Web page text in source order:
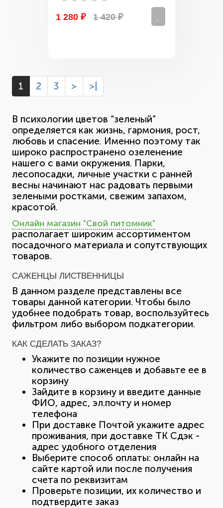
1 280 ₽ 1 420 ₽
1 2 3 > >|
В психологии цветов “зеленый”
определяется как жизнь, гармония, рост,
любовь и спасение. Именно поэтому так
широко распространено озеленение
нашего с вами окружения. Парки,
лесопосадки, личные участки с ранней
весны начинают нас радовать первыми
зелеными ростками, свежим запахом,
красотой.
Онлайн магазин "Свой питомник"
располагает широким ассортиментом
посадочного материала и сопутствующих
товаров.
САЖЕНЦЫ ЛИСТВЕННИЦЫ
В данном разделе представлены все
товары данной категории. Чтобы было
удобнее подобрать товар, воспользуйтесь
фильтром либо выбором подкатегории.
КАК СДЕЛАТЬ ЗАКАЗ?
Укажите по позиции нужное
количество саженцев и добавьте ее в
корзину
Зайдите в корзину и введите данные
ФИО, адрес, эл.почту и номер
телефона
При доставке Почтой укажите адрес
проживания, при доставке ТК Сдэк -
адрес удобного отделения
Выберите способ оплаты: онлайн на
сайте картой или после получения
счета по реквизитам
Проверьте позиции, их количество и
подтвердите заказ